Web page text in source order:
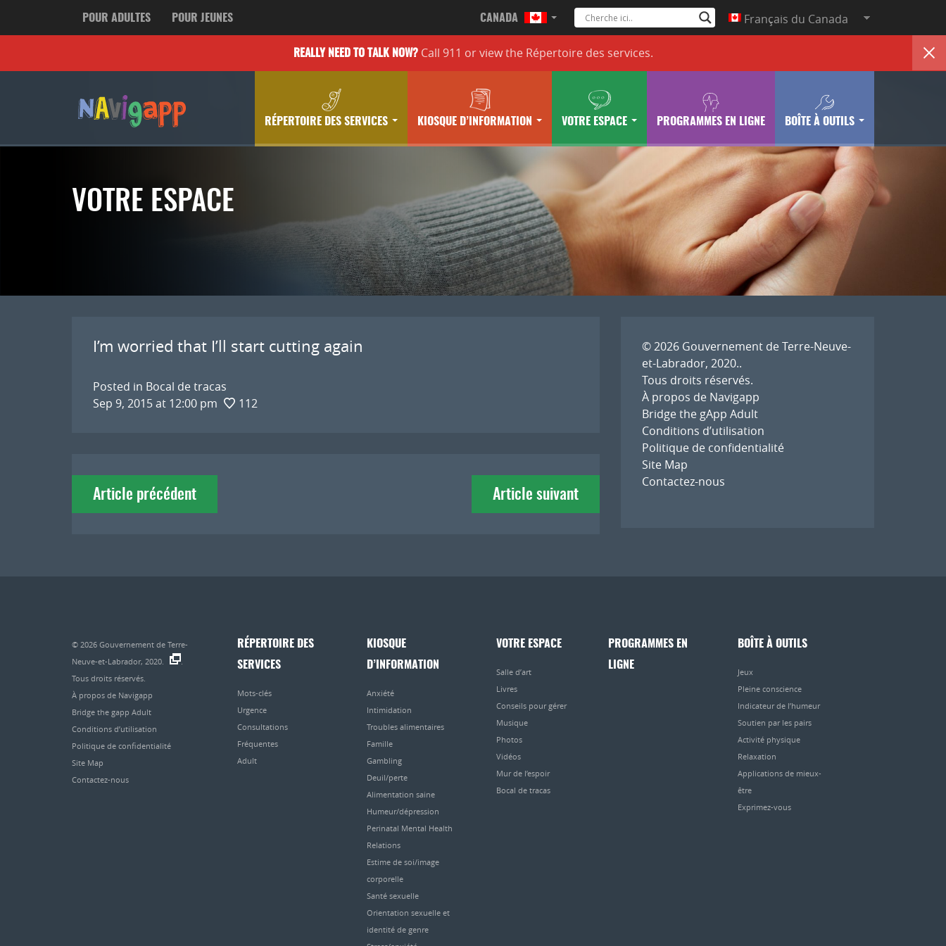
POUR ADULTES POUR JEUNES CANADA Français du Canada
REALLY NEED TO TALK NOW? Call 911 orview the Répertoire des services.
RÉPERTOIRE DES SERVICES KIOSQUE D’INFORMATION VOTRE ESPACE PROGRAMMES EN LIGNE BOÎTE À OUTILS
VOTRE ESPACE
I’m worried that I’ll start cutting again
Posted in Bocal de tracas
Sep 9, 2015 at 12:00 pm
112
Navigation
deArticle précédent Article suivant
© 2026 Gouvernement de Terre-Neuve-
et-Labrador, 2020..
Tous droits réservés.
À propos de Navigapp
Bridge the gApp Adult
Conditions d’utilisation
Politique de confidentialité
Site Map
Contactez-nous
© 2026 Gouvernement de Terre-
Neuve-et-Labrador, 2020.
Tous droits réservés.
À propos de Navigapp
Bridge the gapp Adult
Conditions d’utilisation
Politique de confidentialité
Site Map
Contactez-nous
RÉPERTOIRE DES
SERVICES
Mots-clés
Urgence
Consultations
Fréquentes
Adult
KIOSQUE
D’INFORMATION
Anxiété
Intimidation
Troubles alimentaires
Famille
Gambling
Deuil/perte
Alimentation saine
Humeur/dépression
Perinatal Mental Health
Relations
Estime de soi/image
corporelle
Santé sexuelle
Orientation sexuelle et
identité de genre
VOTRE ESPACE
Salle d’art
Livres
Conseils pour gérer
Musique
Photos
Vidéos
Mur de l’espoir
Bocal de tracas
PROGRAMMES EN
LIGNE
BOÎTE À OUTILS
Jeux
Pleine conscience
Indicateur de l’humeur
Soutien par les pairs
Activité physique
Relaxation
Applications de mieux-
être
Exprimez-vous